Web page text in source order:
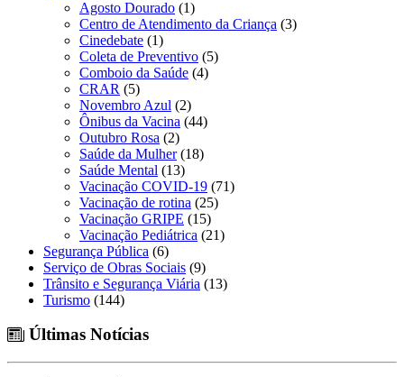
Agosto Dourado (1)
Centro de Atendimento da Criança (3)
Cinedebate (1)
Coleta de Preventivo (5)
Comboio da Saúde (4)
CRAR (5)
Novembro Azul (2)
Ônibus da Vacina (44)
Outubro Rosa (2)
Saúde da Mulher(18)
Saúde Mental (13)
Vacinação COVID-19 (71)
Vacinação de rotina (25)
Vacinação GRIPE (15)
Vacinação Pediátrica (21)
Segurança Pública (6)
Serviço de Obras Sociais (9)
Trânsito e Segurança Viária (13)
Turismo (144)
Últimas Notícias